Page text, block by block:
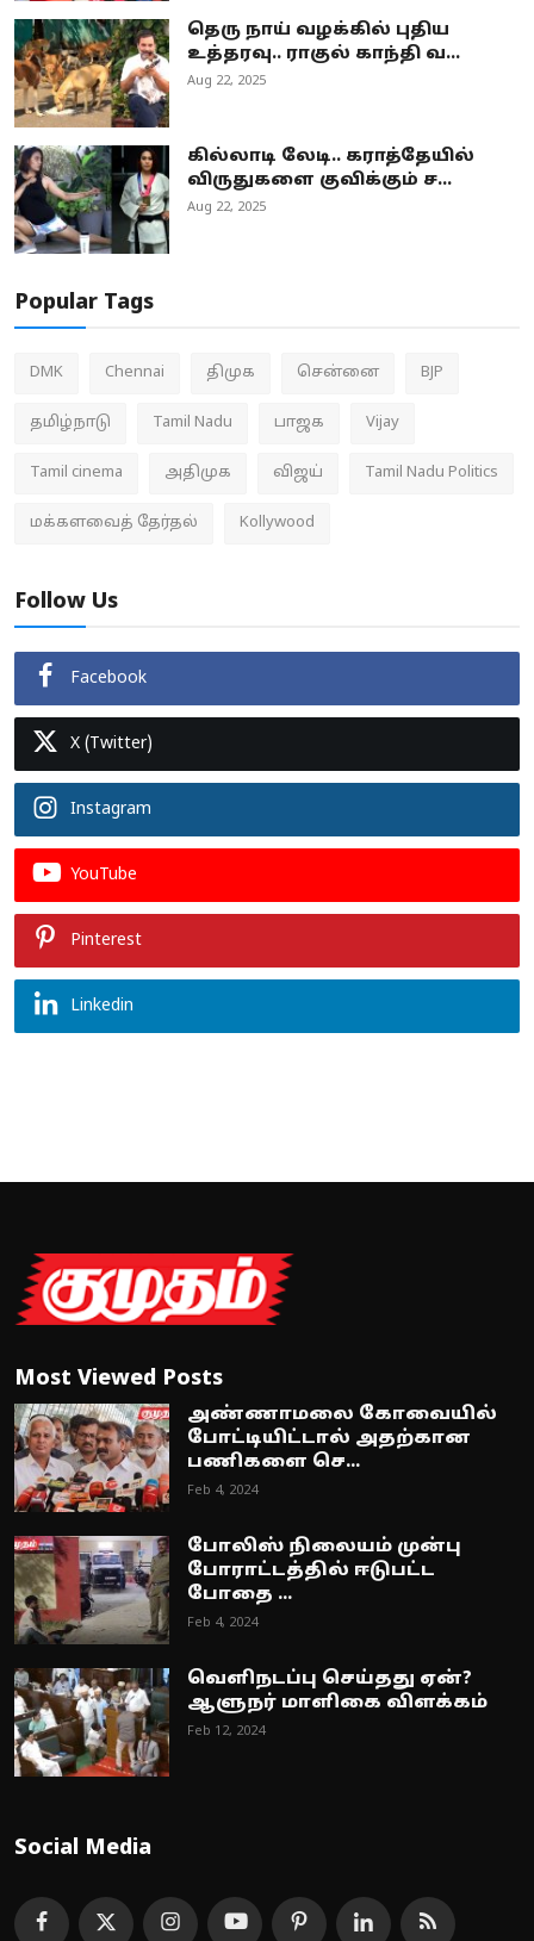
தெரு நாய் வழக்கில் புதிய
உத்தரவு.. ராகுல் காந்தி வ...
Aug 22, 2025
கில்லாடி லேடி.. கராத்தேயில்
விருதுகளை குவிக்கும் ச...
Aug 22, 2025
Popular Tags
DMK Chennai திமுக சென்னை BJP
தமிழ்நாடு Tamil Nadu பாஜக Vijay
Tamil cinema அதிமுக விஜய் Tamil Nadu Politics
மக்களவைத் தேர்தல் Kollywood
Follow Us
Facebook
X (Twitter)
Instagram
YouTube
Pinterest
Linkedin
Most Viewed Posts
அண்ணாமலை கோவையில்
போட்டியிட்டால் அதற்கான
பணிகளை செ...
Feb 4, 2024
போலிஸ் நிலையம் முன்பு
போராட்டத்தில் ஈடுபட்ட
போதை ...
Feb 4, 2024
வெளிநடப்பு செய்தது ஏன்?
ஆளுநர் மாளிகை விளக்கம்
Feb 12, 2024
Social Media